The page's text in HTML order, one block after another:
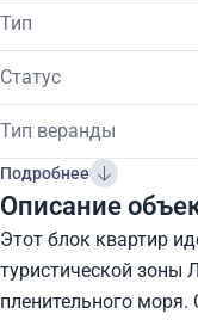
Тип
Статус
Тип веранды
Подробнее
Описание
Этот блок квартир
туристической зоны
пленительного